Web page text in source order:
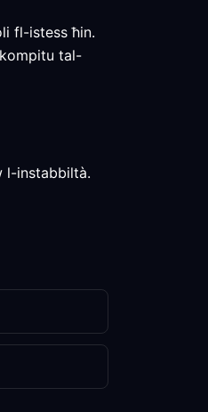
fl-istess ħin.
tal-
l-instabbiltà.